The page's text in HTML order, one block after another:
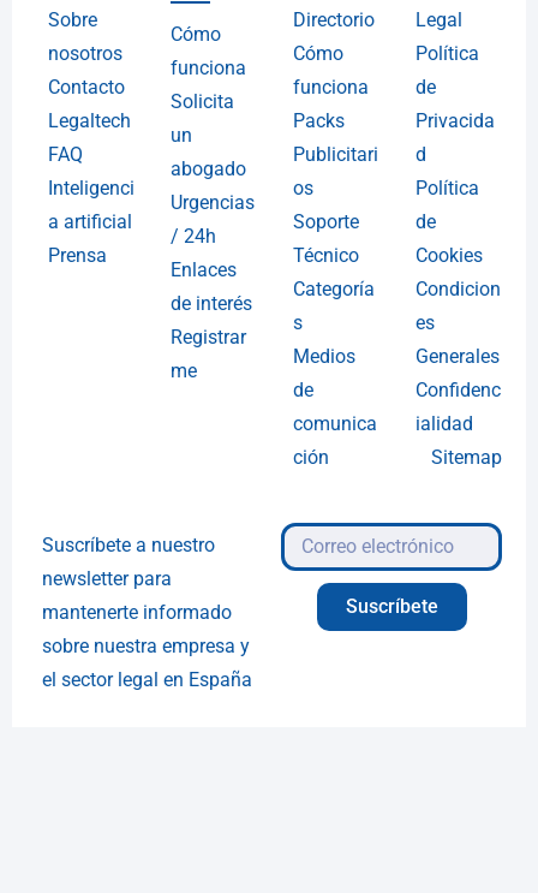
Sobre
nosotros
Contacto
Legaltech
FAQ
Inteligenci
a artificial
Prensa
Cómo
funciona
Solicita
un
abogado
Urgencias
/ 24h
Enlaces
de interés
Registrar
me
Directorio
Cómo
funciona
Packs
Publicitari
os
Soporte
Técnico
Categoría
s
Medios
de
comunica
ción
Legal
Política
de
Privacida
d
Política
de
Cookies
Condicion
es
Generales
Confidenc
ialidad
Sitemap
Suscríbete a nuestro
newsletter para
mantenerte informado
sobre nuestra empresa y
el sector legal en España
Suscríbete